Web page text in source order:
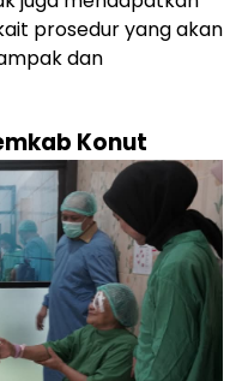
prosedur yang akan
dan
Konut